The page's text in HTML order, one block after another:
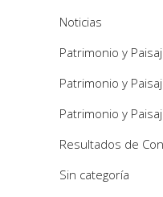
Noticias
Patrimonio y
Patrimonio y
Patrimonio y
Resultados de
Sin categoría